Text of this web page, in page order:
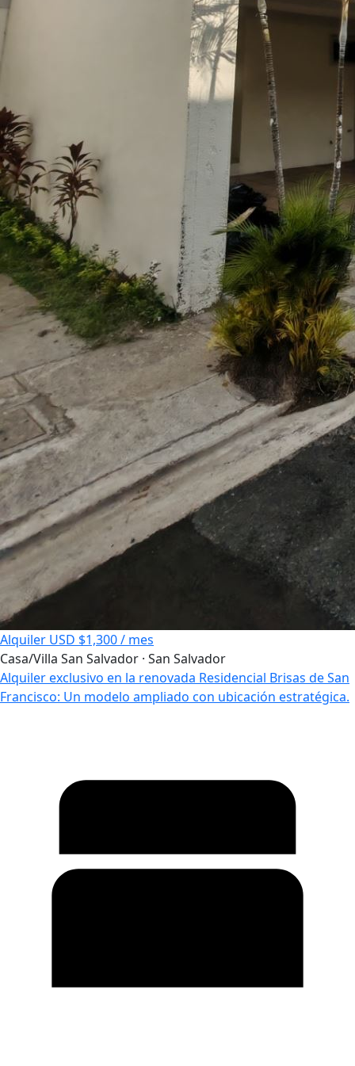
Alquiler USD $1,300 / mes
Casa/Villa San Salvador · San Salvador
Alquiler exclusivo en la renovada Residencial Brisas de San
Francisco: Un modelo ampliado con ubicación estratégica.